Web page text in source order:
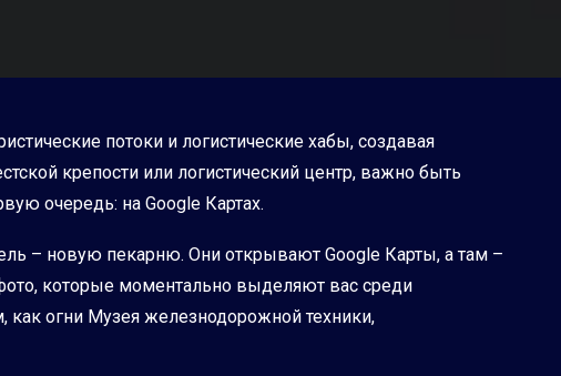
потоки и логистические хабы, создавая
крепости или логистический центр, важно быть
очередь: на Google Картах.
– новую пекарню. Они открывают Google Карты, а там –
которые моментально выделяют вас среди
огни Музея железнодорожной техники,